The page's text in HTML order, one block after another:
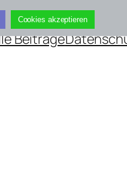
Beiträge
Cookies akzeptieren